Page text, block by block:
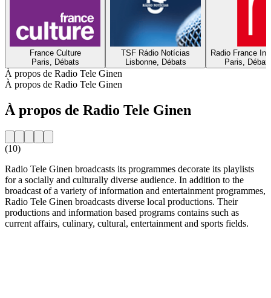
France Culture
Paris, Débats
TSF Rádio Notícias
Lisbonne, Débats
Radio France
Paris,
À propos de Radio Tele Ginen
À propos de Radio Tele Ginen
À propos de Radio Tele Ginen
(10)
Radio Tele Ginen broadcasts its programmes decorate its playlists
for a socially and culturally diverse audience. In addition to the
broadcast of a variety of information and entertainment programmes,
Radio Tele Ginen broadcasts diverse local productions. Their
productions and information based programs contains such as
current affairs, culinary, cultural, entertainment and sports fields.